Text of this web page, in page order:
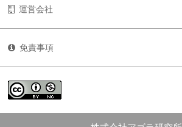
運営会社
免責事項